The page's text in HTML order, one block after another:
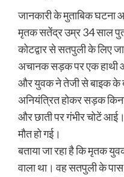
जानकारी के मुताबिक
मृतक सतेंद्र उम्र 34 साल
कोटद्वार से सतपुली के लिए
अचानक सड़क पर एक हाथी
और युवक ने तेजी से बाइक के
अनियंत्रित होकर सड़क
और छाती पर गंभीर चोटें
मौत हो गई।
बताया जा रहा है कि मृतक
वाला था। वह सतपुली के